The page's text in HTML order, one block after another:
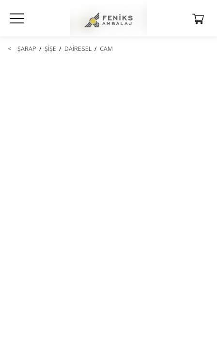
< ŞARAP / ŞİŞE / DAİRESEL / CAM